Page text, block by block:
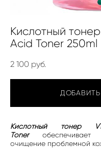
Кислотный
Acid Toner 250ml
2 100 pуб.
Кислотный тонер
Toner обеспечивает
очищение проблемной